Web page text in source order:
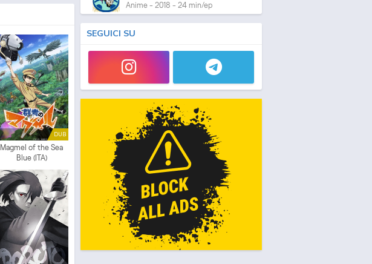
DUB
Magmel of the Sea
Blue (ITA)
Anime - 2018 - 24 min/ep
Le Bizzarre Avventure di JoJo:
Le Bizzarre Avventure di JoJo:
Stone Ocean (ITA)
ONA - 2022 - 24 min/ep
Le Bizzarre Avventure di JoJo:
Stone Ocean Parte 2
ONA - 2022 - 24 min/ep
Le Bizzarre Avventure di JoJo:
Stone Ocean Parte 2 (ITA)
ONA - 2022 - 24 min/ep
Le Bizzarre Avventure di JoJo:
SEGUICI SU